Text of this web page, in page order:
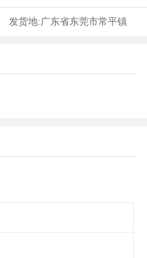
发货地:广东省东莞市常平镇